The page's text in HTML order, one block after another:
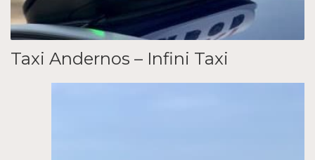
Taxi Andernos – Infini Taxi